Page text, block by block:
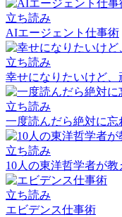
立ち読み
AIエージェント仕事術
立ち読み
幸せになりたいけど、
立ち読み
一度読んだら絶対に
立ち読み
10人の東洋哲学者が
立ち読み
エビデンス仕事術